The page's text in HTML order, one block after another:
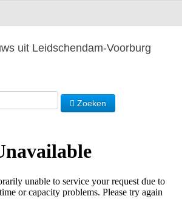
uit Leidschendam-Voorburg
Zoeken